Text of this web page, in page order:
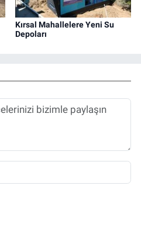
Kırsal Mahallelere Yeni Su
Depoları